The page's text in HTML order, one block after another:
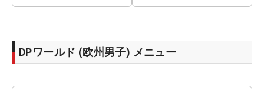
DPワールド (欧州男子) メニュー